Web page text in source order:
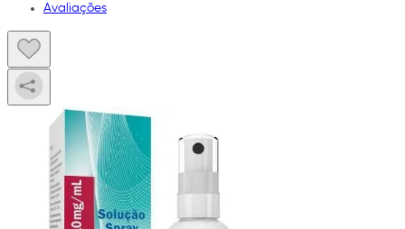
Avaliações